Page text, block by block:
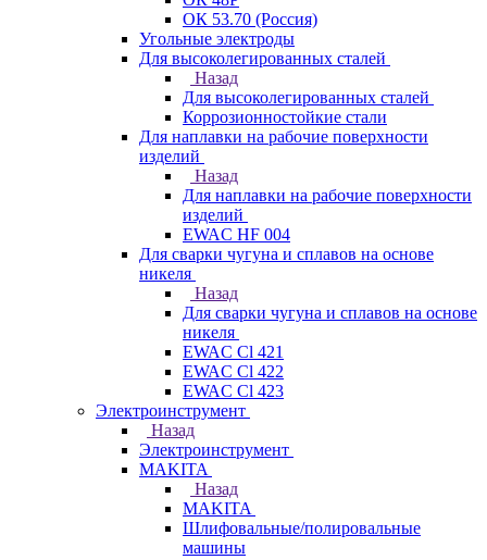
ОК 53.70 (Россия)
Угольные электроды
Для высоколегированных сталей
Назад
Для высоколегированных сталей
Коррозионностойкие стали
Для наплавки на рабочие поверхности
изделий
Назад
Для наплавки на рабочие поверхности
изделий
EWAC HF 004
Для сварки чугуна и сплавов на основе
никеля
Назад
Для сварки чугуна и сплавов на основе
никеля
EWAC Cl 421
EWAC Cl 422
EWAC Cl 423
Электроинструмент
Назад
Электроинструмент
МAKITA
Назад
МAKITA
Шлифовальные/полировальные
машины